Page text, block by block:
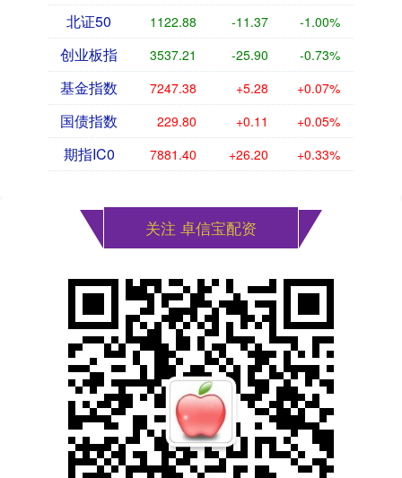
北证50 1122.88 -11.37 -1.00%
创业板指 3537.21 -25.90 -0.73%
基金指数 7247.38 +5.28 +0.07%
国债指数 229.80 +0.11 +0.05%
期指IC0 7881.40 +26.20 +0.33%
关注 卓信宝配资